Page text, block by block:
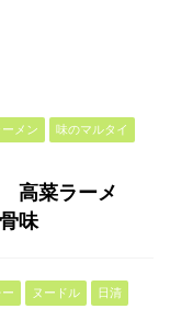
ーメン
味のマルタイ
高菜ラーメ
味
ヌードル
日清